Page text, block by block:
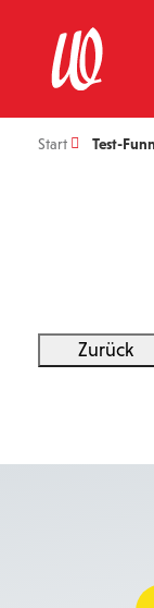
Start Test-
Zurück